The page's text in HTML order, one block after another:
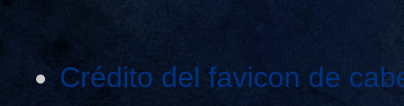
Crédito del favicon de